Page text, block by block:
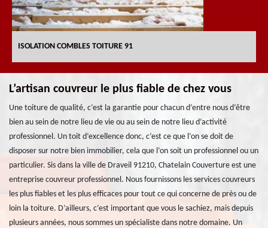
ISOLATION COMBLES TOITURE 91
L’artisan couvreur le plus fiable de chez vous
Une toiture de qualité, c’est la garantie pour chacun d’entre nous d’être
bien au sein de notre lieu de vie ou au sein de notre lieu d’activité
professionnel. Un toit d’excellence donc, c’est ce que l’on se doit de
disposer sur notre bien immobilier, cela que l’on soit un professionnel ou un
particulier. Sis dans la ville de Draveil 91210, Chatelain Couverture est une
entreprise couvreur professionnel. Nous fournissons les services couvreurs
les plus fiables et les plus efficaces pour tout ce qui concerne de près ou de
loin la toiture. D’ailleurs, c’est important que vous le sachiez, mais depuis
plusieurs années, nous sommes un spécialiste dans notre domaine. Un